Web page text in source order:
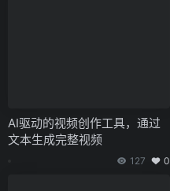
AI驱动的视频创作工具，通过
文本生成完整视频
127 0